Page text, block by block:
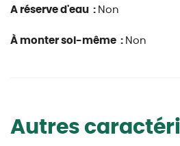
A réserve d'eau : Non
À monter soi-même : Non
Autres